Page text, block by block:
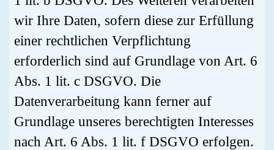
wir Ihre Daten, sofern diese zur Erfüllung
einer rechtlichen Verpflichtung
erforderlich sind auf Grundlage von Art. 6
Abs. 1 lit. c DSGVO. Die
Datenverarbeitung kann ferner auf
Grundlage unseres berechtigten Interesses
nach Art. 6 Abs. 1 lit. f DSGVO erfolgen.